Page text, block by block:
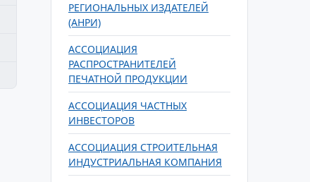
РЕГИОНАЛЬНЫХ ИЗДАТЕЛЕЙ
(АНРИ)
АССОЦИАЦИЯ
РАСПРОСТРАНИТЕЛЕЙ
ПЕЧАТНОЙ ПРОДУКЦИИ
АССОЦИАЦИЯ ЧАСТНЫХ
ИНВЕСТОРОВ
АССОЦИАЦИЯ СТРОИТЕЛЬНАЯ
ИНДУСТРИАЛЬНАЯ КОМПАНИЯ